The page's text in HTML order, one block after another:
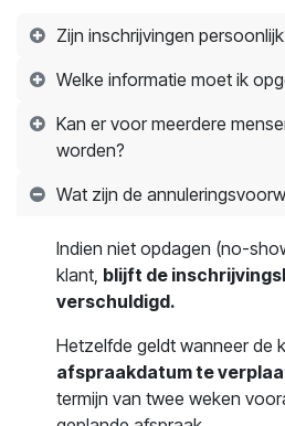
Zijn inschrijvingen
Welke informatie moet ik
Kan er voor meerdere
worden?
Wat zijn de
Indien niet opdagen (no-
klant, blijft de
verschuldigd.
Hetzelfde geldt wanneer de
afspraakdatum te
termijn van twee weken